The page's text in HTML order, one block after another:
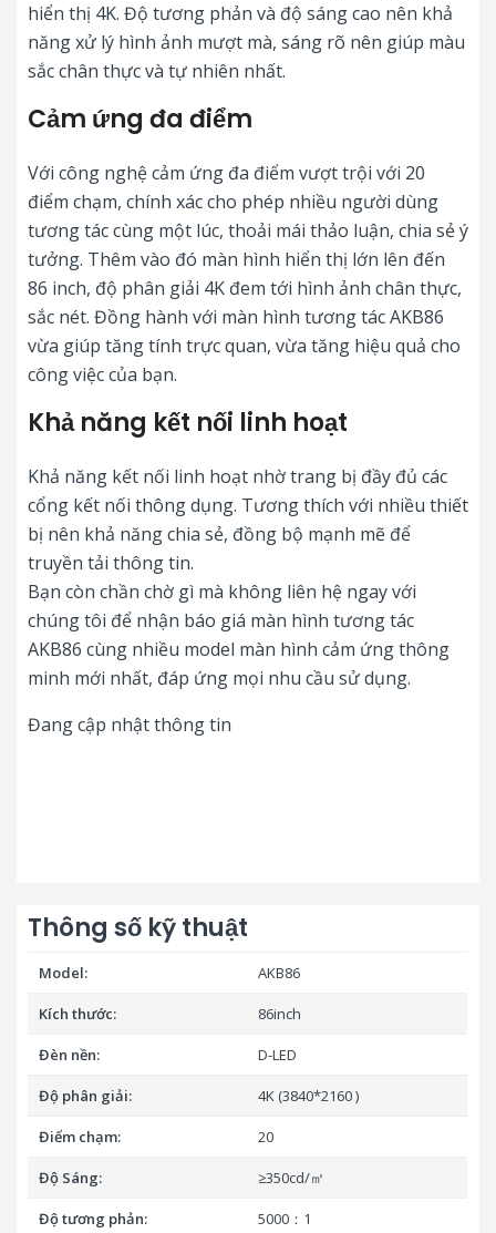
hiển thị 4K. Độ tương phản và độ sáng cao nên khả
năng xử lý hình ảnh mượt mà, sáng rõ nên giúp màu
sắc chân thực và tự nhiên nhất.
Cảm ứng đa điểm
Với công nghệ cảm ứng đa điểm vượt trội với 20
điểm chạm, chính xác cho phép nhiều người dùng
tương tác cùng một lúc, thoải mái thảo luận, chia sẻ ý
tưởng. Thêm vào đó màn hình hiển thị lớn lên đến
86 inch, độ phân giải 4K đem tới hình ảnh chân thực,
sắc nét. Đồng hành với màn hình tương tác AKB86
vừa giúp tăng tính trực quan, vừa tăng hiệu quả cho
công việc của bạn.
Khả năng kết nối linh hoạt
Khả năng kết nối linh hoạt nhờ trang bị đầy đủ các
cổng kết nối thông dụng. Tương thích với nhiều thiết
bị nên khả năng chia sẻ, đồng bộ mạnh mẽ để
truyền tải thông tin.
Bạn còn chần chờ gì mà không liên hệ ngay với
chúng tôi để nhận báo giá màn hình tương tác
AKB86 cùng nhiều model màn hình cảm ứng thông
minh mới nhất, đáp ứng mọi nhu cầu sử dụng.
Đang cập nhật thông tin
Thông số kỹ thuật
Model: AKB86
Kích thước: 86inch
Đèn nền: D-LED
Độ phân giải: 4K (3840*2160 )
Điểm chạm: 20
Độ Sáng: ≥350cd/㎡
Độ tương phản: 5000：1